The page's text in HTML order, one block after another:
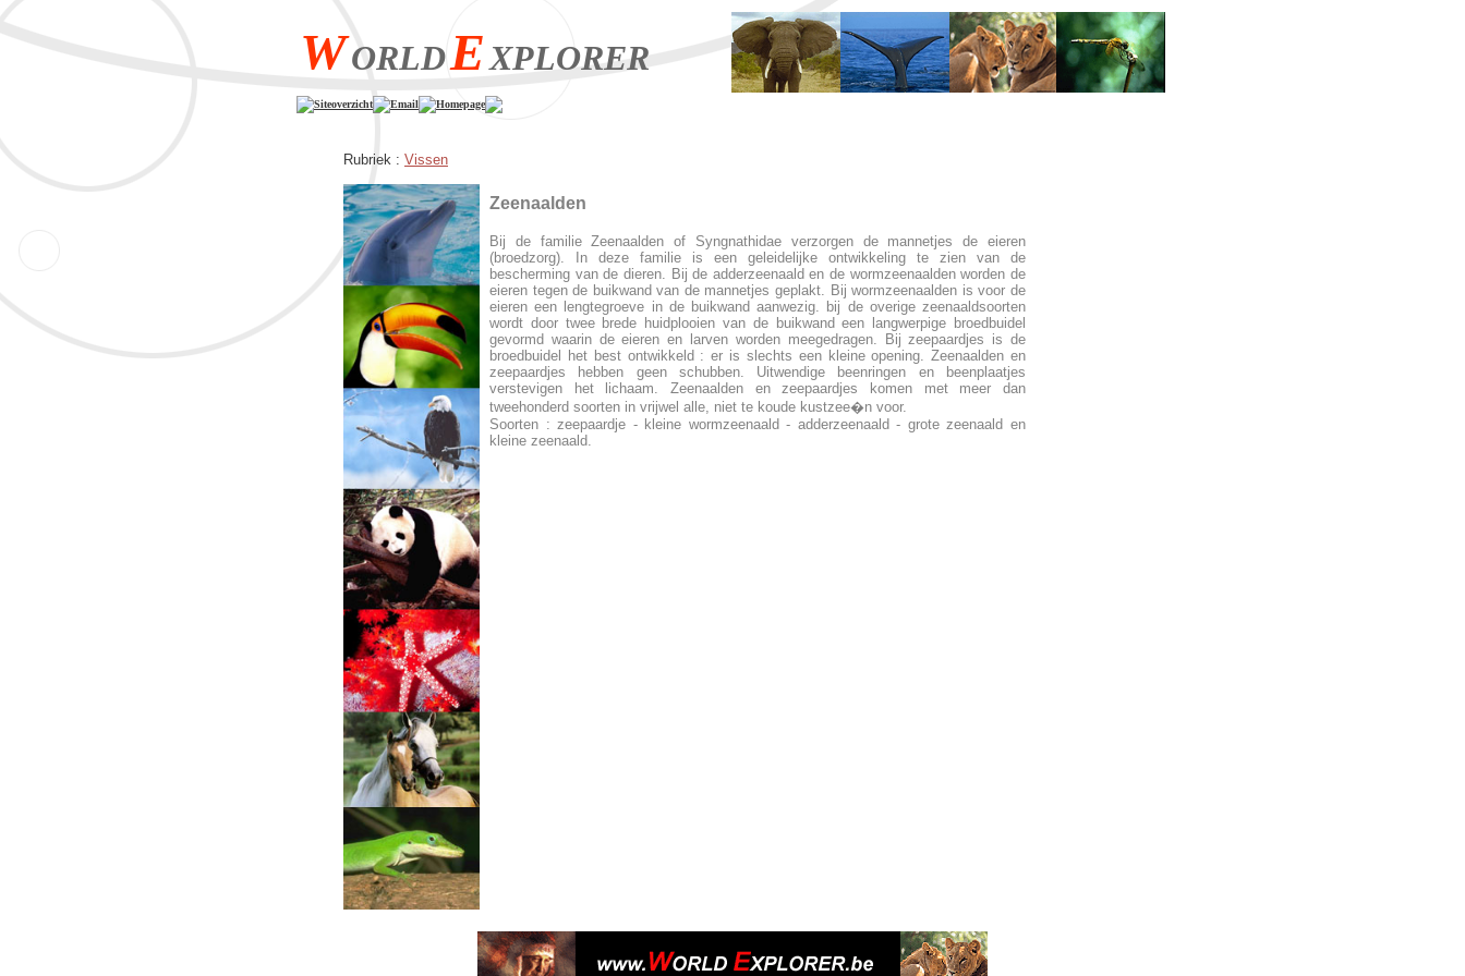
WORLDEXPLORER
Siteoverzicht Email Homepage
Rubriek : Vissen
Zeenaalden
Bij de familie Zeenaalden of Syngnathidae verzorgen de mannetjes de eieren
(broedzorg). In deze familie is een geleidelijke ontwikkeling te zien van de
bescherming van de dieren. Bij de adderzeenaald en de wormzeenaalden worden de
eieren tegen de buikwand van de mannetjes geplakt. Bij wormzeenaalden is voor de
eieren een lengtegroeve in de buikwand aanwezig. bij de overige zeenaaldsoorten
wordt door twee brede huidplooien van de buikwand een langwerpige broedbuidel
gevormd waarin de eieren en larven worden meegedragen. Bij zeepaardjes is de
broedbuidel het best ontwikkeld : er is slechts een kleine opening. Zeenaalden en
zeepaardjes hebben geen schubben. Uitwendige beenringen en beenplaatjes
verstevigen het lichaam. Zeenaalden en zeepaardjes komen met meer dan
tweehonderd soorten in vrijwel alle, niet te koude kustzee�n voor.
Soorten : zeepaardje - kleine wormzeenaald - adderzeenaald - grote zeenaald en
kleine zeenaald.